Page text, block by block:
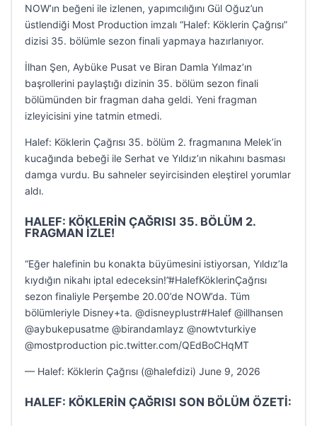
NOW’ın beğeni ile izlenen, yapımcılığını Gül Oğuz’un
üstlendiği Most Production imzalı “Halef: Köklerin Çağrısı”
dizisi 35. bölümle sezon finali yapmaya hazırlanıyor.
İlhan Şen, Aybüke Pusat ve Biran Damla Yılmaz’ın
başrollerini paylaştığı dizinin 35. bölüm sezon finali
bölümünden bir fragman daha geldi. Yeni fragman
izleyicisini yine tatmin etmedi.
Halef: Köklerin Çağrısı 35. bölüm 2. fragmanına Melek’in
kucağında bebeği ile Serhat ve Yıldız’ın nikahını basması
damga vurdu. Bu sahneler seyircisinden eleştirel yorumlar
aldı.
HALEF: KÖKLERİN ÇAĞRISI 35. BÖLÜM 2.
FRAGMAN İZLE!
“Eğer halefinin bu konakta büyümesini istiyorsan, Yıldız’la
kıydığın nikahı iptal edeceksin!”#HalefKöklerinÇağrısı
sezon finaliyle Perşembe 20.00’de NOW’da. Tüm
bölümleriyle Disney+ta. @disneyplustr#Halef @illhansen
@aybukepusatme @birandamlayz @nowtvturkiye
@mostproduction pic.twitter.com/QEdBoCHqMT
— Halef: Köklerin Çağrısı (@halefdizi) June 9, 2026
HALEF: KÖKLERİN ÇAĞRISI SON BÖLÜM ÖZETİ: